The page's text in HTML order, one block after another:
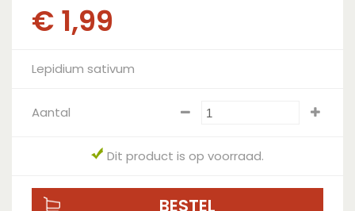
€1,99
Lepidium sativum
Aantal
Dit product is op voorraad.